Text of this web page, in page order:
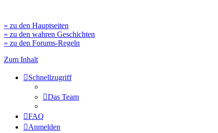
» zu den Hauptseiten
» zu den wahren Geschichten
» zu den Forums-Regeln
Zum Inhalt
Schnellzugriff
Das Team
FAQ
Anmelden